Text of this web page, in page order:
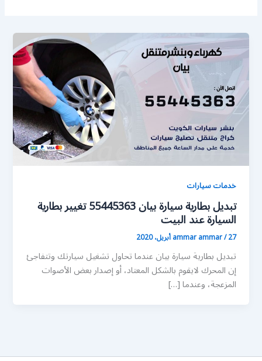
خدمات سيارات
تبديل بطارية سيارة بيان 55445363 تغيير بطارية
السيارة عند البيت
ammar ammar/27 أبريل، 2020
تبديل بطارية سيارة بيان عندما تحاول تشغيل سيارتك وتتفاجئ
إن المحرك لايقوم بالشكل المعتاد، أو إصدار بعض الأصوات
المزعجة، وعندما […]